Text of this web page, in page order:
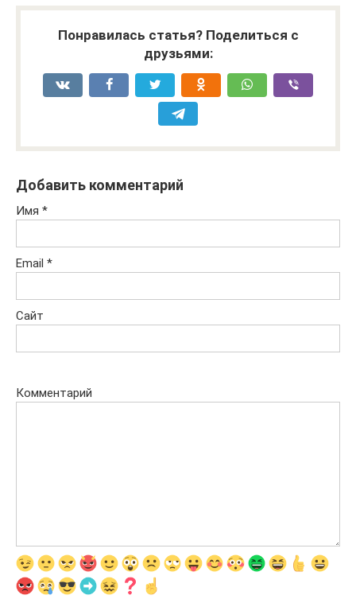
Понравилась статья? Поделиться с
друзьями:
Добавить комментарий
Имя *
Email *
Сайт
Комментарий